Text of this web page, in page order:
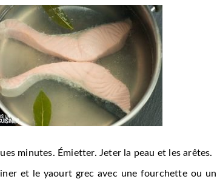
minutes. Émietter. Jeter la peau et les arêtes.
et le yaourt grec avec une fourchette ou un